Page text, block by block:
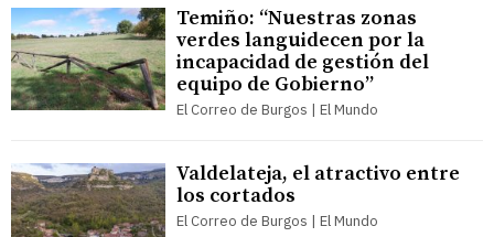
Temiño: “Nuestras zonas
verdes languidecen por la
incapacidad de gestión del
equipo de Gobierno”
El Correo de Burgos | El Mundo
Valdelateja, el atractivo entre
los cortados
El Correo de Burgos | El Mundo